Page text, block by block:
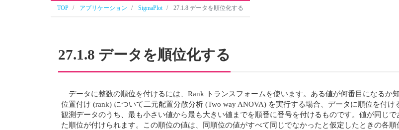
TOP アプリケーション SigmaPlot 27.1.8 データを順位化する
27.1.8 データを順位化する
データに整数の順位を付けるには、Rank トランスフォームを使います。ある値が何番目になる
位置付け (rank) について二元配置分散分析 (Two way ANOVA) を実行する場合、データに順位を付
観測データのうち、最も小さい値から最も大きい値までを順番に番号を付けるものです。値が同じ
た順位が付けられます。この順位の値は、同順位の値がすべて同じでなかったと仮定したときの各順